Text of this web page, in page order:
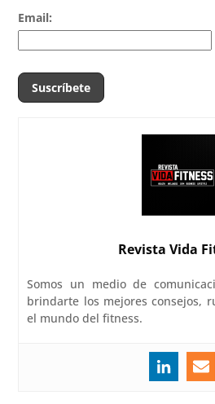
Email:
Revista Vida
Somos un medio de
brindarte los mejores consejos,
el mundo del fitness.